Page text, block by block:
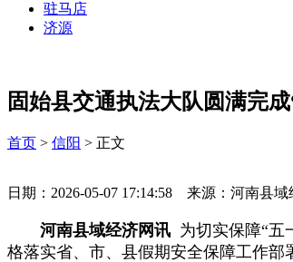
驻马店
济源
固始县交通执法大队圆满完
首页 > 信阳 > 正文
日期：2026-05-07 17:14:58 来源：河南县
河南县域经济网讯 为切实保障“五
格落实省、市、县假期安全保障工作